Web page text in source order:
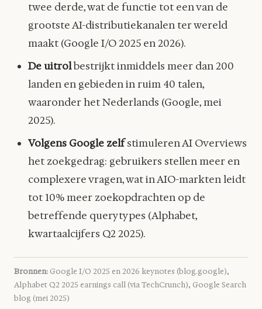
twee derde, wat de functie tot een van de
grootste AI-distributiekanalen ter wereld
maakt (Google I/O 2025 en 2026).
De uitrolbestrijkt inmiddels meer dan 200
landen en gebieden in ruim 40 talen,
waaronder het Nederlands (Google, mei
2025).
Volgens Google zelfstimuleren AI Overviews
het zoekgedrag: gebruikers stellen meer en
complexere vragen, wat in AIO-markten leidt
tot 10% meer zoekopdrachten op de
betreffende querytypes (Alphabet,
kwartaalcijfers Q2 2025).
Bronnen: Google I/O 2025 en 2026 keynotes (blog.google),
Alphabet Q2 2025 earnings call (via TechCrunch), Google Search
blog (mei 2025)